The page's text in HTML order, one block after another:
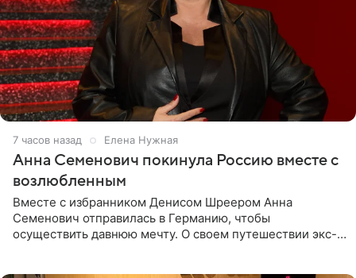
7 часов назад Елена Нужная
Анна Семенович покинула Россию вместе с
возлюбленным
Вместе с избранником Денисом Шреером Анна
Семенович отправилась в Германию, чтобы
осуществить давнюю мечту. О своем путешествии экс-